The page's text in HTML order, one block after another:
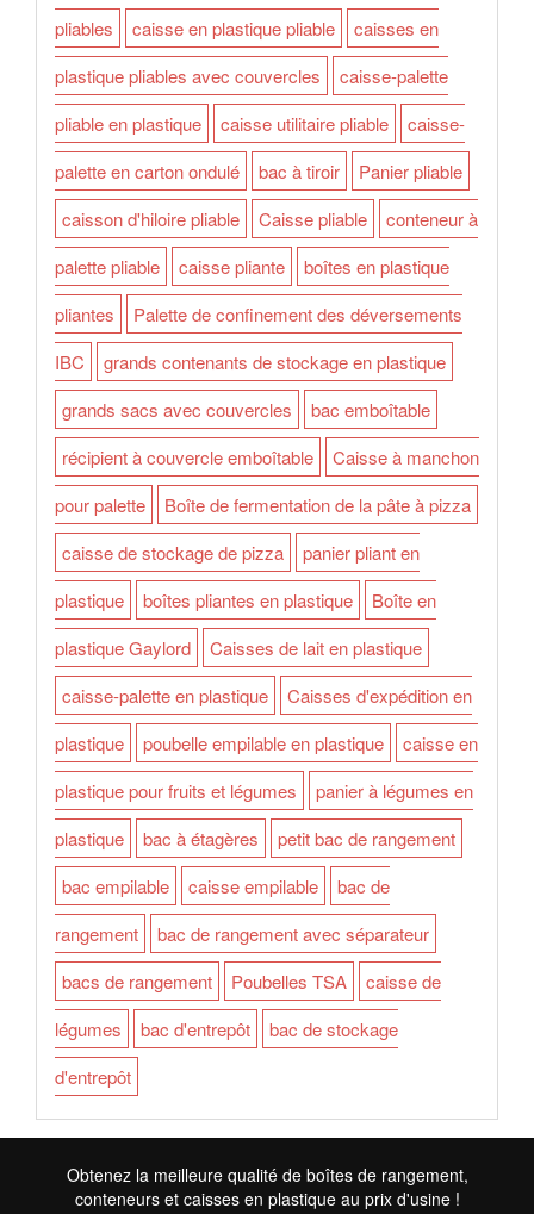
pliables
caisse en plastique pliable
caisses en
plastique pliables avec couvercles
caisse-palette
pliable en plastique
caisse utilitaire pliable
caisse-
palette en carton ondulé
bac à tiroir
Panier pliable
caisson d'hiloire pliable
Caisse pliable
conteneur à
palette pliable
caisse pliante
boîtes en plastique
pliantes
Palette de confinement des déversements
IBC
grands contenants de stockage en plastique
grands sacs avec couvercles
bac emboîtable
récipient à couvercle emboîtable
Caisse à manchon
pour palette
Boîte de fermentation de la pâte à pizza
caisse de stockage de pizza
panier pliant en
plastique
boîtes pliantes en plastique
Boîte en
plastique Gaylord
Caisses de lait en plastique
caisse-palette en plastique
Caisses d'expédition en
plastique
poubelle empilable en plastique
caisse en
plastique pour fruits et légumes
panier à légumes en
plastique
bac à étagères
petit bac de rangement
bac empilable
caisse empilable
bac de
rangement
bac de rangement avec séparateur
bacs de rangement
Poubelles TSA
caisse de
légumes
bac d'entrepôt
bac de stockage
d'entrepôt
Obtenez la meilleure qualité de boîtes de rangement,
conteneurs et caisses en plastique au prix d'usine !